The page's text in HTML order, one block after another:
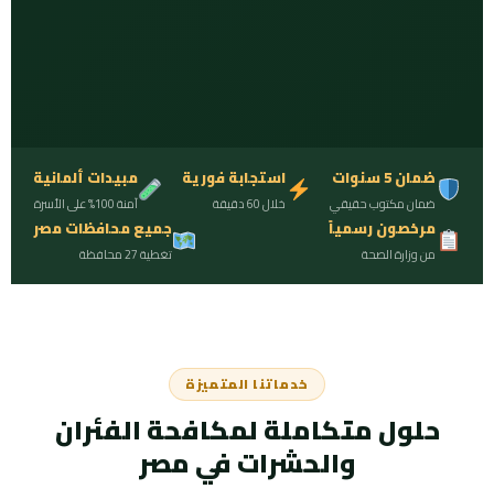
ضمان 5 سنوات
ضمان مكتوب حقيقي
استجابة فورية
خلال 60 دقيقة
مبيدات ألمانية
آمنة 100% على الأسرة
مرخصون رسمياً
من وزارة الصحة
جميع محافظات مصر
تغطية 27 محافظة
خدماتنا المتميزة
حلول متكاملة لمكافحة الفئران
والحشرات في مصر